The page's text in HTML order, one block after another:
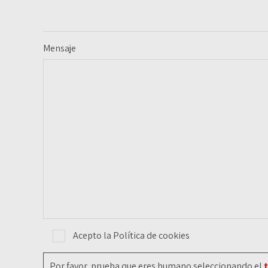
Mensaje
Acepto la Política de cookies